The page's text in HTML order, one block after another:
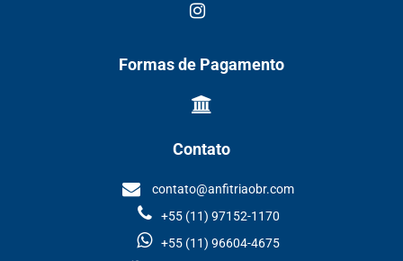
Formas de Pagamento
Contato
contato@anfitriaobr.com
+55 (11) 97152-1170
+55 (11) 96604-4675